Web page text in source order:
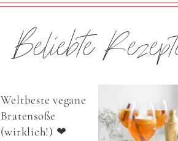
Beliebte
Weltbeste vegane
Bratensoße
(wirklich!) ❤